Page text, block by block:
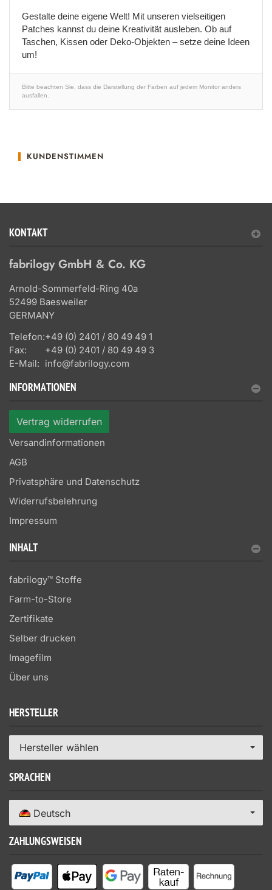
Gestalte deine eigene Welt! Mit unseren vielseitigen
Patches kannst du deine Kreativität ausleben. Ob auf
Taschen, Kissen oder Deko-Objekten – setze deine Ideen
um!
Bitte beachten Sie, dass die Darstellung der Farben auf jedem Monitor anders
ausfallen.
KUNDENSTIMMEN
KONTAKT
fabrilogy GmbH & Co. KG
Arnold-Sommerfeld-Ring 40a
52499 Baesweiler
GERMANY
Telefon:+49 (0) 2401 / 80 49 49 1
Fax:
+49 (0) 2401 / 80 49 49 3
E-Mail: info@fabrilogy.com
INFORMATIONEN
Vertrag widerrufen
Versandinformationen
AGB
Privatsphäre und Datenschutz
Widerrufsbelehrung
Impressum
INHALT
fabrilogy™ Stoffe
Farm-to-Store
Zertifikate
Selber drucken
Imagefilm
Über uns
HERSTELLER
Hersteller wählen
SPRACHEN
Deutsch
ZAHLUNGSWEISEN